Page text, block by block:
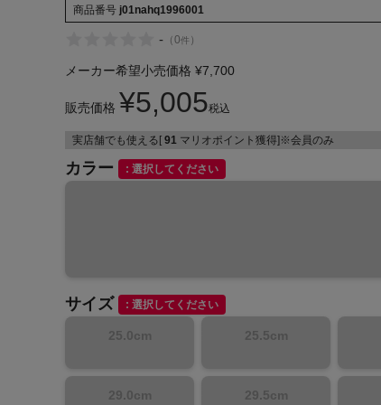
商品番号 j01nahq1996001
- （0件 ）
メーカー希望小売価格 ¥7,700
販売価格 ¥5,005税込
実店舗でも使える[ 91 マリオポイント獲得]※会員のみ
カラー 選択してください
サイズ 選択してください
25.0cm 25.5cm
29.0cm 29.5cm